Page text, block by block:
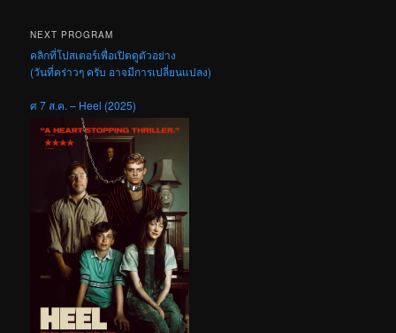
NEXT PROGRAM
คลิกที่โปสเตอร์เพื่อเปิดดูตัวอย่าง
(วันที่คร่าวๆ ครับ อาจมีการเปลี่ยนแปลง)
ศ 7 ส.ค. – Heel (2025)